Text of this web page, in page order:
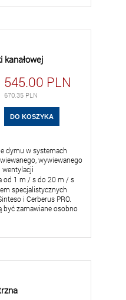
kanałowej
545.00 PLN
670.35 PLN
dymu w systemach
wywiewanego
wentylacji
od 1 m / s do 20 m / s
specjalistycznych
i Cerberus PRO.
być zamawiane osobno